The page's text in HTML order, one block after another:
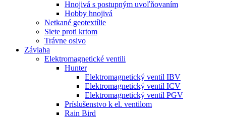
Hnojivá s postupným uvoľňovaním
Hobby hnojivá
Netkané geotextílie
Siete proti krtom
Trávne osivo
Závlaha
Elektromagnetické ventili
Hunter
Elektromagnetický ventil IBV
Elektromagnetický ventil ICV
Elektromagnetický ventil PGV
Príslušenstvo k el. ventilom
Rain Bird